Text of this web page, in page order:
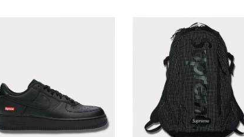
コラボレーションブランドから探す